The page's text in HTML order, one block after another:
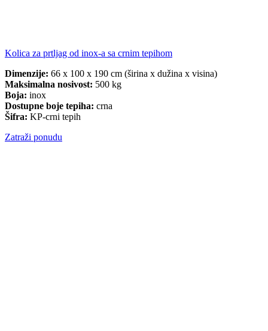
Kolica za prtljag od inox-a sa crnim tepihom
Dimenzije: 66 x 100 x 190 cm (širina x dužina x visina)
Maksimalna nosivost: 500 kg
Boja: inox
Dostupne boje tepiha: crna
Šifra: KP-crni tepih
Zatraži ponudu